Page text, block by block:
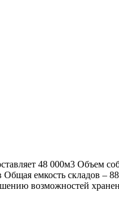
48 000м3 Объем
емкость складов –
возможностей